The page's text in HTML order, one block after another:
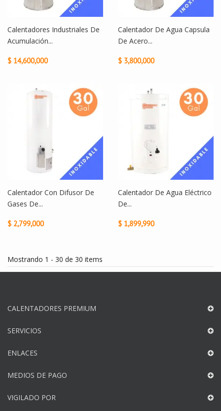
Calentadores Industriales De
Acumulación...
$ 14,600,000
Calentador De Agua Capsula
De Acero...
$ 3,800,000
Calentador Con Difusor De
Gases De...
$ 2,799,000
Calentador De Agua Eléctrico
De...
$ 1,899,990
Mostrando 1 - 30 de 30 items
CALENTADORES PREMIUM
SERVICIOS
ENLACES
MEDIOS DE PAGO
VIGILADO POR